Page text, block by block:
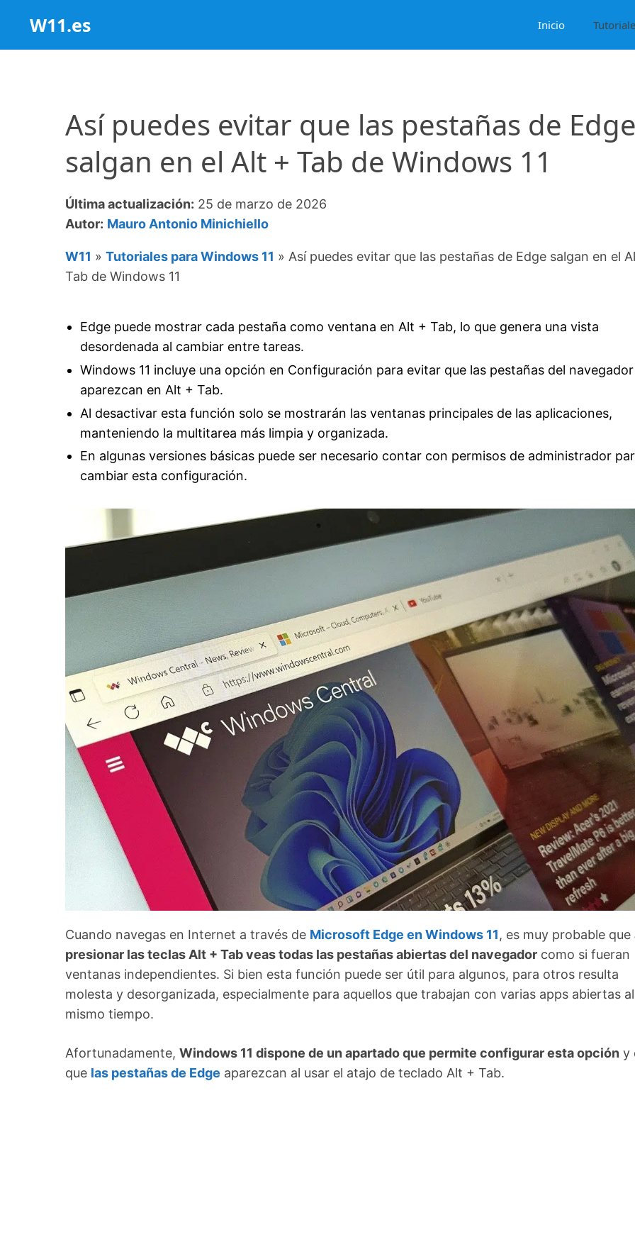
contenido
W11.es Inicio
Así puedes evitar que las pestañas de
salgan en el Alt + Tab de Windows 11
Última actualización: 25 de marzo de 2026
Autor: Mauro Antonio Minichiello
W11 » Tutoriales para Windows 11 » Así puedes evitar que las pestañas de Edge salgan en el
Tab de Windows 11
Edge puede mostrar cada pestaña como ventana en Alt + Tab, lo que genera una vista
desordenada al cambiar entre tareas.
Windows 11 incluye una opción en Configuración para evitar que las pestañas del navegador
aparezcan en Alt + Tab.
Al desactivar esta función solo se mostrarán las ventanas principales de las aplicaciones,
manteniendo la multitarea más limpia y organizada.
En algunas versiones básicas puede ser necesario contar con permisos de administrador
cambiar esta configuración.
Cuando navegas en Internet a través de Microsoft Edge en Windows 11, es muy probable que
presionar las teclas Alt + Tab veas todas las pestañas abiertas del navegador como si fueran
ventanas independientes. Si bien esta función puede ser útil para algunos, para otros resulta
molesta y desorganizada, especialmente para aquellos que trabajan con varias apps abiertas al
mismo tiempo.
Afortunadamente, Windows 11 dispone de un apartado que permite configurar esta opción y
que las pestañas de Edge aparezcan al usar el atajo de teclado Alt + Tab.